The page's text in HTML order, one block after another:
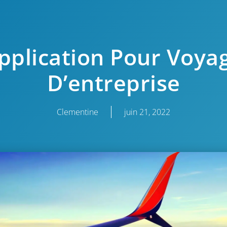
Pour
D’entreprise
Clementine juin 21, 2022